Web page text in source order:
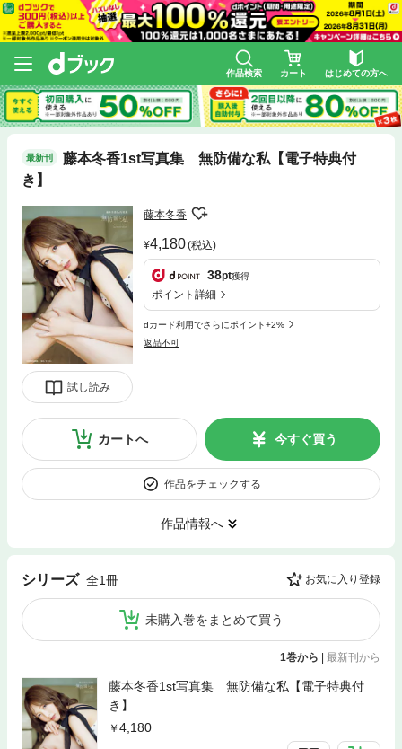
作品検索 カート はじめての方へ
最新刊
藤本冬香1st写真集 無防備な私【電子特典付
き】
試し読み
藤本冬香
4,180(税込)
38pt獲得
ポイント詳細
dカード利用でさらにポイント+2%
返品不可
カートへ 今すぐ買う
作品をチェックする
作品情報へ
シリーズ 全1冊 お気に入り登録
未購入巻をまとめて買う
1巻から | 最新刊から
藤本冬香1st写真集 無防備な私【電子特典付
き】
4,180